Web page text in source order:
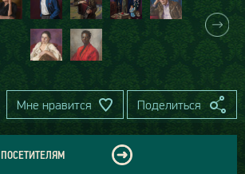
Мне нравится Поделиться
ПОСЕТИТЕЛЯМ